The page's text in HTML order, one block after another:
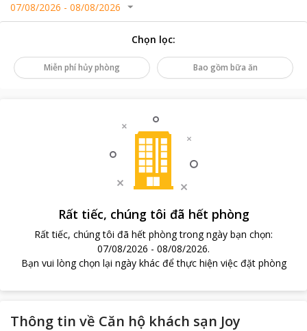
07/08/2026 - 08/08/2026
Chọn lọc:
Miễn phí hủy phòng Bao gồm bữa ăn
Rất tiếc, chúng tôi đã hết phòng
Rất tiếc, chúng tôi đã hết phòng trong ngày bạn chọn:
07/08/2026 - 08/08/2026.
Bạn vui lòng chọn lại ngày khác để thực hiện việc đặt phòng
Thông tin về Căn hộ khách sạn Joy